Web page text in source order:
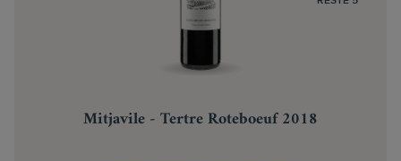
Mitjavile - Tertre Roteboeuf 2018